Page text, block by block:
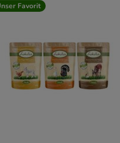
Favorit